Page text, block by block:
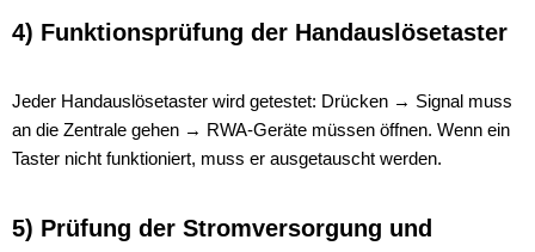
4) Funktionsprüfung der Handauslösetaster
Jeder Handauslösetaster wird getestet: Drücken → Signal muss
an die Zentrale gehen → RWA-Geräte müssen öffnen. Wenn ein
Taster nicht funktioniert, muss er ausgetauscht werden.
5) Prüfung der Stromversorgung und